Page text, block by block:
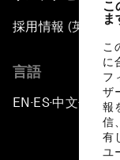
こ
ま
こ
に
フ
ザ
報
信
有
ユ
採用情報 (英語の
言語
EN ▪ ES▪中文▪ 日本語